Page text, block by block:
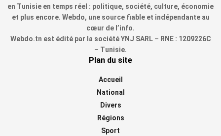
en Tunisie en temps réel : politique, société, culture, économie
et plus encore. Webdo, une source fiable et indépendante au
cœur de l’info.
Webdo.tn est édité par la société YNJ SARL – RNE : 1209226C
– Tunisie.
Plan du site
Accueil
National
Divers
Régions
Sport